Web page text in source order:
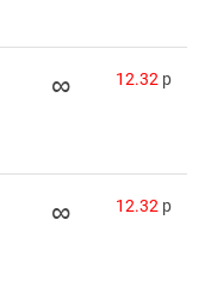
∞ 12.32 p
∞ 12.32 p